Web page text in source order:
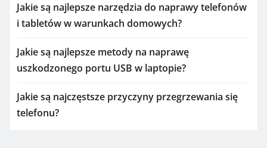
Jakie są najlepsze narzędzia do naprawy telefonów
i tabletów w warunkach domowych?
Jakie są najlepsze metody na naprawę
uszkodzonego portu USB w laptopie?
Jakie są najczęstsze przyczyny przegrzewania się
telefonu?